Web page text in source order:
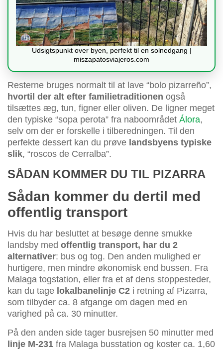
Udsigtspunkt over byen, perfekt til en solnedgang |
miszapatosviajeros.com
Resterne bruges normalt til at lave “bolo pizarreño”,
hvortil der alt efter familietraditionen også
tilsættes æg, tun, figner eller oliven. De ligner meget
den typiske “sopa perota” fra naboområdet Álora,
selv om der er forskelle i tilberedningen. Til den
perfekte dessert kan du prøve landsbyens typiske
slik, “roscos de Cerralba”.
SÅDAN KOMMER DU TIL PIZARRA
Sådan kommer du dertil med
offentlig transport
Hvis du har besluttet at besøge denne smukke
landsby med offentlig transport, har du 2
alternativer: bus og tog. Den anden mulighed er
hurtigere, men mindre økonomisk end bussen. Fra
Malaga togstation, eller fra et af dens stoppesteder,
kan du tage lokalbanelinje C2 i retning af Pizarra,
som tilbyder ca. 8 afgange om dagen med en
varighed på ca. 30 minutter.
På den anden side tager busrejsen 50 minutter med
linje M-231 fra Malaga busstation og koster ca. 1,60